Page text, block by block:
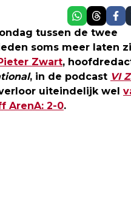
tussen de twee
soms meer laten
Zwart,
, in de podcast VI
uiteindelijk wel
ArenA: 2-0.